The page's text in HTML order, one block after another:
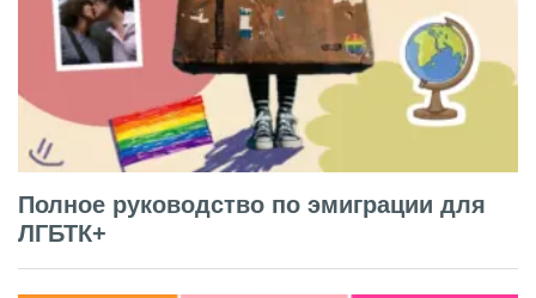
Полное руководство по эмиграции для
ЛГБТК+